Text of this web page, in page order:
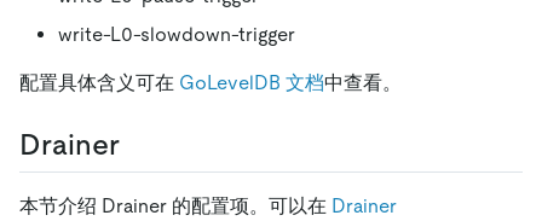
write-L0-slowdown-trigger
配置具体含义可在 GoLevelDB 文档中查看。
Drainer
本节介绍 Drainer 的配置项。可以在 Drainer